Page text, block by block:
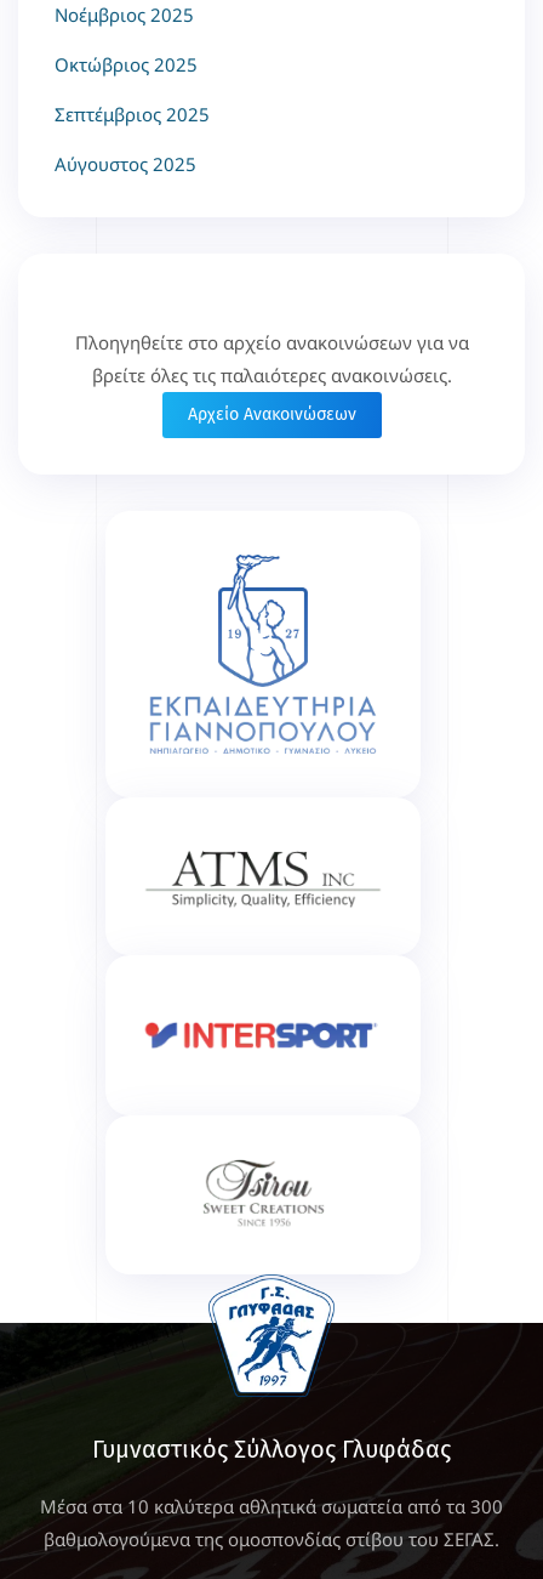
Νοέμβριος 2025
Οκτώβριος 2025
Σεπτέμβριος 2025
Αύγουστος 2025
Πλοηγηθείτε στο αρχείο ανακοινώσεων για να
βρείτε όλες τις παλαιότερες ανακοινώσεις.
Αρχείο Ανακοινώσεων
Γυμναστικός Σύλλογος Γλυφάδας
Μέσα στα 10 καλύτερα αθλητικά σωματεία από τα 300
βαθμολογούμενα της ομοσπονδίας στίβου του ΣΕΓΑΣ.